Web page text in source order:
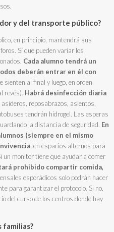
y del transporte público?
en principio, mantendrá sus
Sí que pueden variar los
Cada alumno tendrá un
deberán entrar en él con
sienten al final y luego, en orden
revés). Habrá desinfección diaria
reposabrazos, asientos,
tendrán hidrogel. Las esperas
la distancia de seguridad. En
(siempre en el mismo
, en espacios alternos para
un monitor tiene que ayudar a comer
prohibido compartir comida,
esporádicos solo podrán hacer
para garantizar el protocolo. Si no,
del curso de los centros donde hay
familias?